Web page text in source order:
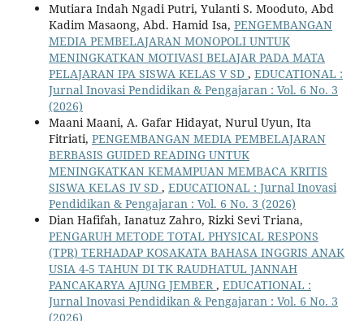
Mutiara Indah Ngadi Putri, Yulanti S. Mooduto, Abd
Kadim Masaong, Abd. Hamid Isa, PENGEMBANGAN
MEDIA PEMBELAJARAN MONOPOLI UNTUK
MENINGKATKAN MOTIVASI BELAJAR PADA MATA
PELAJARAN IPA SISWA KELAS V SD , EDUCATIONAL :
Jurnal Inovasi Pendidikan & Pengajaran : Vol. 6 No. 3
(2026)
Maani Maani, A. Gafar Hidayat, Nurul Uyun, Ita
Fitriati, PENGEMBANGAN MEDIA PEMBELAJARAN
BERBASIS GUIDED READING UNTUK
MENINGKATKAN KEMAMPUAN MEMBACA KRITIS
SISWA KELAS IV SD , EDUCATIONAL : Jurnal Inovasi
Pendidikan & Pengajaran : Vol. 6 No. 3 (2026)
Dian Hafifah, Ianatuz Zahro, Rizki Sevi Triana,
PENGARUH METODE TOTAL PHYSICAL RESPONS
(TPR) TERHADAP KOSAKATA BAHASA INGGRIS ANAK
USIA 4-5 TAHUN DI TK RAUDHATUL JANNAH
PANCAKARYA AJUNG JEMBER, EDUCATIONAL :
Jurnal Inovasi Pendidikan & Pengajaran : Vol. 6 No. 3
(2026)